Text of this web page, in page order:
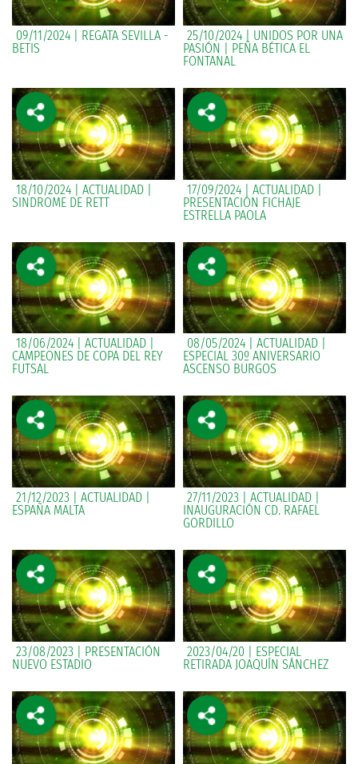
09/11/2024 | REGATA SEVILLA -
BETIS
25/10/2024 | UNIDOS POR UNA
PASIÓN | PEÑA BÉTICA EL
FONTANAL
18/10/2024 | ACTUALIDAD |
SINDROME DE RETT
17/09/2024 | ACTUALIDAD |
PRESENTACIÓN FICHAJE
ESTRELLA PAOLA
18/06/2024 | ACTUALIDAD |
CAMPEONES DE COPA DEL REY
FUTSAL
08/05/2024 | ACTUALIDAD |
ESPECIAL 30º ANIVERSARIO
ASCENSO BURGOS
21/12/2023 | ACTUALIDAD |
ESPAÑA MALTA
27/11/2023 | ACTUALIDAD |
INAUGURACIÓN CD. RAFAEL
GORDILLO
23/08/2023 | PRESENTACIÓN
NUEVO ESTADIO
2023/04/20 | ESPECIAL
RETIRADA JOAQUÍN SÁNCHEZ